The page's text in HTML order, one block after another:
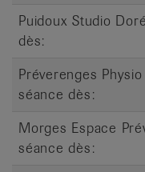
Puidoux Studio
dès:
Préverenges
séance dès:
Morges Espace
séance dès: